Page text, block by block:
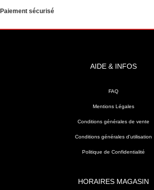
Paiement sécurisé
AIDE & INFOS
FAQ
Mentions Légales
Conditions générales de vente
Conditions générales d'utilisation
Politique de Confidentialité
HORAIRES MAGASIN